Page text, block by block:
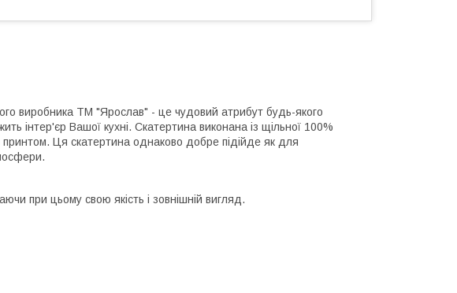
виробника ТМ "Ярослав" - це чудовий атрибут будь-якого
інтер'єр Вашої кухні. Скатертина виконана із щільної 100%
принтом. Ця скатертина однаково добре підійде як для
при цьому свою якість і зовнішній вигляд.